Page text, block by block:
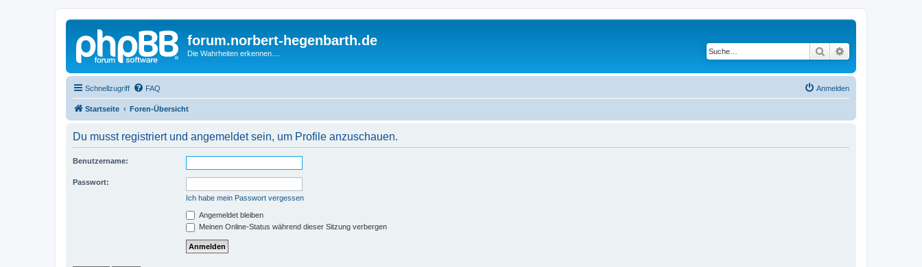
forum.norbert-hegenbarth.de
Die Wahrheiten erkennen.... Suche
Schnellzugriff FAQ Anmelden
Startseite Foren-Übersicht
Du musst registriert und angemeldet sein, um Profile anzuschauen.
Benutzername:
Passwort:
Ich habe mein Passwort vergessen
Angemeldet bleiben
Meinen Online-Status während dieser Sitzung verbergen